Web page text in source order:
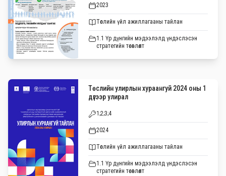
2023
Төслийн үйл ажиллагааны тайлан
1.1 Үр дүнгийн мэдээлэлд үндэслэсэн
стратегийн төсөвлөлт
Төслийн улирлын хураангуй 2024 оны 1
дүгээр улирал
1;2;3;4
2024
Төслийн үйл ажиллагааны тайлан
1.1 Үр дүнгийн мэдээлэлд үндэслэсэн
стратегийн төсөвлөлт